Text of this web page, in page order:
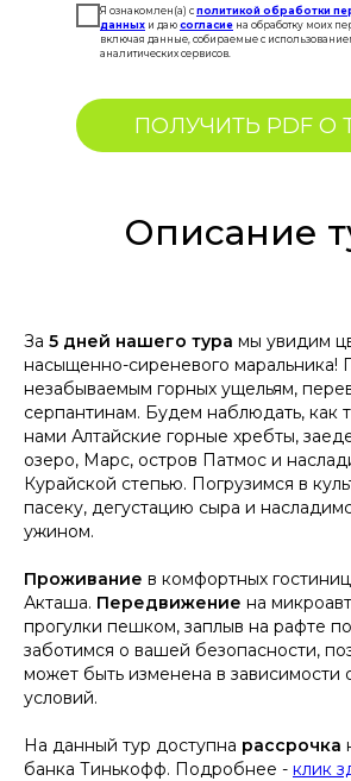
Я ознакомлен(а) с политикой обработки
данных и даю согласие на обработку моих
включая данные, собираемые с
аналитических сервисов.
ПОЛУЧИТЬ PDF О
Описание
За 5 дней нашего тура мы увидим
насыщенно-сиреневого маральника!
незабываемым горных ущельям,
серпантинам. Будем наблюдать, как
нами Алтайские горные хребты,
озеро, Марс, остров Патмос и
Курайской степью. Погрузимся в
пасеку, дегустацию сыра и
ужином.
Проживание в комфортных
Акташа. Передвижение на
прогулки пешком, заплыв на рафте
заботимся о вашей безопасности,
может быть изменена в зависимости
условий.
На данный тур доступна рассрочка
банка Тинькофф. Подробнее - клик